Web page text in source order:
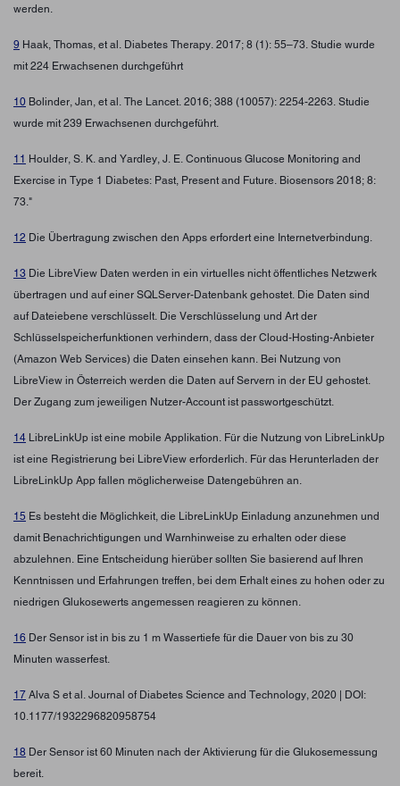
werden.
9 Haak, Thomas, et al. Diabetes Therapy. 2017; 8 (1): 55–73. Studie wurde
mit 224 Erwachsenen durchgeführt
10 Bolinder, Jan, et al. The Lancet. 2016; 388 (10057): 2254-2263. Studie
wurde mit 239 Erwachsenen durchgeführt.
11 Houlder, S. K. and Yardley, J. E. Continuous Glucose Monitoring and
Exercise in Type 1 Diabetes: Past, Present and Future. Biosensors 2018; 8:
73."
12 Die Übertragung zwischen den Apps erfordert eine Internetverbindung.
13 Die LibreView Daten werden in ein virtuelles nicht öffentliches Netzwerk
übertragen und auf einer SQLServer-Datenbank gehostet. Die Daten sind
auf Dateiebene verschlüsselt. Die Verschlüsselung und Art der
Schlüsselspeicherfunktionen verhindern, dass der Cloud-Hosting-Anbieter
(Amazon Web Services) die Daten einsehen kann. Bei Nutzung von
LibreView in Österreich werden die Daten auf Servern in der EU gehostet.
Der Zugang zum jeweiligen Nutzer-Account ist passwortgeschützt.
14 LibreLinkUp ist eine mobile Applikation. Für die Nutzung von LibreLinkUp
ist eine Registrierung bei LibreView erforderlich. Für das Herunterladen der
LibreLinkUp App fallen möglicherweise Datengebühren an.
15 Es besteht die Möglichkeit, die LibreLinkUp Einladung anzunehmen und
damit Benachrichtigungen und Warnhinweise zu erhalten oder diese
abzulehnen. Eine Entscheidung hierüber sollten Sie basierend auf Ihren
Kenntnissen und Erfahrungen treffen, bei dem Erhalt eines zu hohen oder zu
niedrigen Glukosewerts angemessen reagieren zu können.
16 Der Sensor ist in bis zu 1 m Wassertiefe für die Dauer von bis zu 30
Minuten wasserfest.
17 Alva S et al. Journal of Diabetes Science and Technology, 2020 | DOI:
10.1177/1932296820958754
18 Der Sensor ist 60 Minuten nach der Aktivierung für die Glukosemessung
bereit.